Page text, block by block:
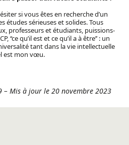
si vous êtes en recherche d’un
études sérieuses et solides. Tous
professeurs et étudiants, puissions-
‘‘ce qu’il est et ce qu’il a à être’’ : un
tant dans la vie intellectuelle
est mon vœu.
– Mis à jour le 20 novembre 2023